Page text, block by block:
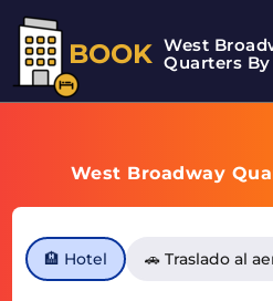
BOOK West
Quarters
West Broadway
🏨 Hotel 🚗 Traslado al